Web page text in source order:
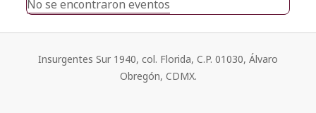
No se encontraron eventos
Insurgentes Sur 1940, col. Florida, C.P. 01030, Álvaro
Obregón, CDMX.